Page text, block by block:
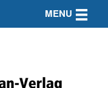
MENU Toggle